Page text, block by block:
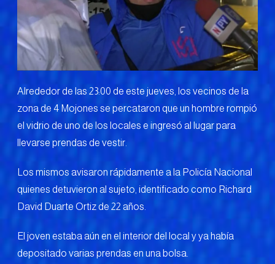
Alrededor de las 23:00 de este jueves, los vecinos de la
zona de 4 Mojones se percataron que un hombre rompió
el vidrio de uno de los locales e ingresó al lugar para
llevarse prendas de vestir.
Los mismos avisaron rápidamente a la Policía Nacional
quienes detuvieron al sujeto, identificado como Richard
David Duarte Ortiz de 22 años.
El joven estaba aún en el interior del local y ya había
depositado varias prendas en una bolsa.